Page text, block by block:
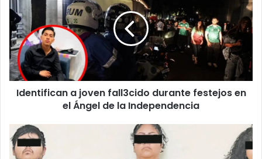
joven
fall3cido
durante
festejos
en
el
Ángel
deIdentifican a joven fall3cido durante festejos en
el Ángel de la Independencia
Condenan
a
familia